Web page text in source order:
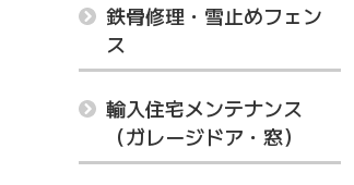
鉄骨修理・雪止めフェン
ス
輸入住宅メンテナンス
（ガレージドア・窓）